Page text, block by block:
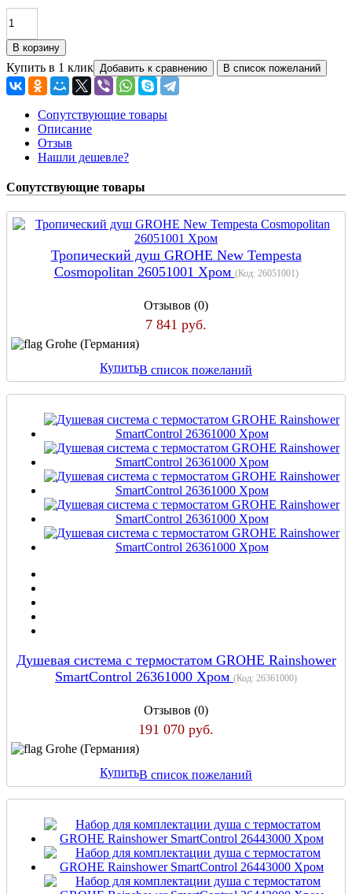
Купить в 1 клик
Сопутствующие товары
Описание
Отзыв
Нашли дешевле?
Сопутствующие товары
Тропический душ GROHE New Tempesta
Cosmopolitan 26051001 Хром (Код: 26051001)
Отзывов (0)
7 841 руб.
Grohe (Германия)
КупитьВ список пожеланий
Душевая система с термостатом GROHE Rainshower
SmartControl 26361000 Хром (Код: 26361000)
Отзывов (0)
191 070 руб.
Grohe (Германия)
КупитьВ список пожеланий